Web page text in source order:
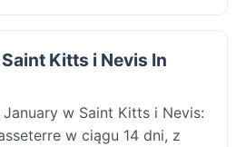
Kitts i Nevis In
w Saint Kitts i Nevis:
w ciągu 14 dni, z